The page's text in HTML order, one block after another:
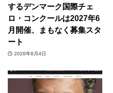
するデンマーク国際チェ
ロ・コンクールは2027年6
月開催、まもなく募集スタ
ート
2026年8月4日